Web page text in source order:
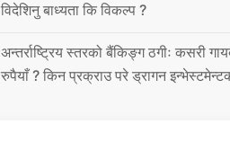
विदेशिनु बाध्यता कि विकल्प ?
अन्तर्राष्ट्रिय स्तरको बैंकिङ्ग ठगीः कसरी
रुपैयाँ ? किन प्रक्राउ परे ड्रागन